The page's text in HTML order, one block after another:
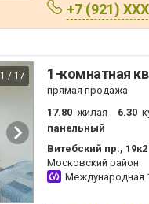
+7 (921)
1 / 17 1-комнатная
прямая продажа
17.80 жилая 6.30
панельный
Витебский пр., 19к2
Московский район
Международная